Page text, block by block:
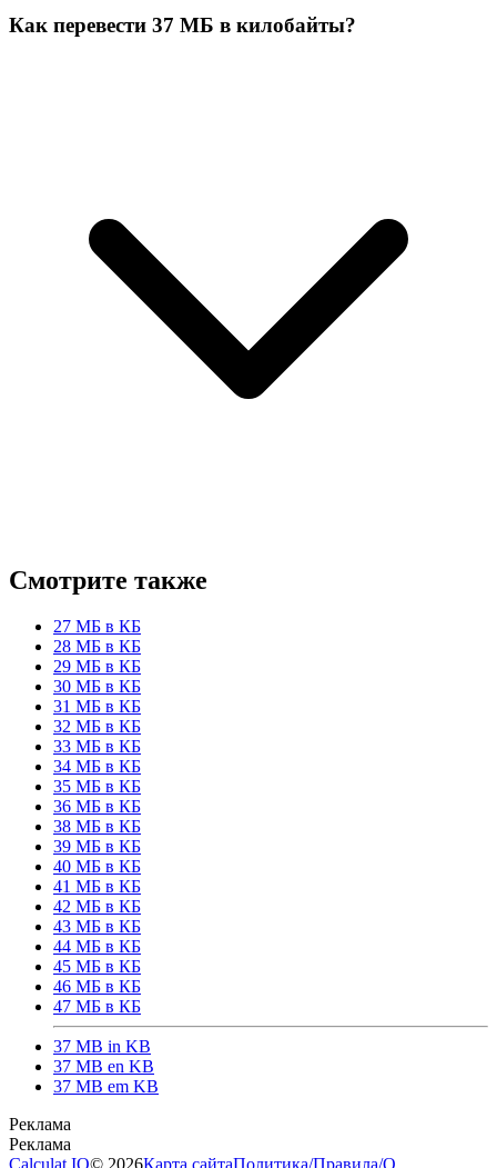
Как перевести 37 МБ в килобайты?
Смотрите также
27 МБ в КБ
28 МБ в КБ
29 МБ в КБ
30 МБ в КБ
31 МБ в КБ
32 МБ в КБ
33 МБ в КБ
34 МБ в КБ
35 МБ в КБ
36 МБ в КБ
38 МБ в КБ
39 МБ в КБ
40 МБ в КБ
41 МБ в КБ
42 МБ в КБ
43 МБ в КБ
44 МБ в КБ
45 МБ в КБ
46 МБ в КБ
47 МБ в КБ
37 MB in KB
37 MB en KB
37 MB em KB